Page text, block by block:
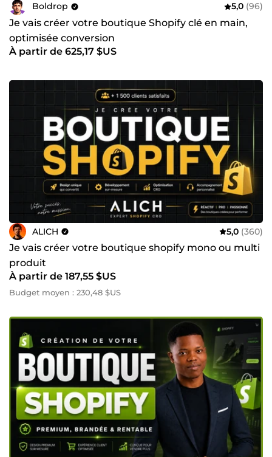
Boldrop 5,0 (96)
Je vais créer votre boutique Shopify clé en main,
optimisée conversion
À partir de 625,17 $US
ALICH 5,0 (360)
Je vais créer votre boutique shopify mono ou multi
produit
À partir de 187,55 $US
Budget moyen : 230,48 $US